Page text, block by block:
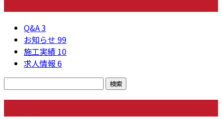
Q&A3
お知らせ 99
施工実績 10
求人情報 6